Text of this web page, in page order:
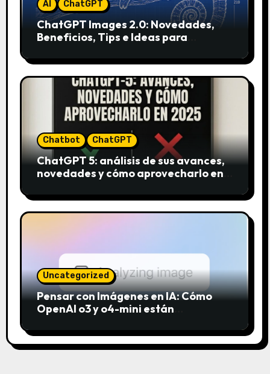
AI ChatGPT
ChatGPT Images 2.0: Novedades,
Beneficios, Tips e Ideas para
Chatbot ChatGPT
ChatGPT 5: análisis de sus avances,
novedades y cómo aprovecharlo en
Uncategorized
Pensar con Imágenes en IA: Cómo
OpenAI o3 y o4-mini están